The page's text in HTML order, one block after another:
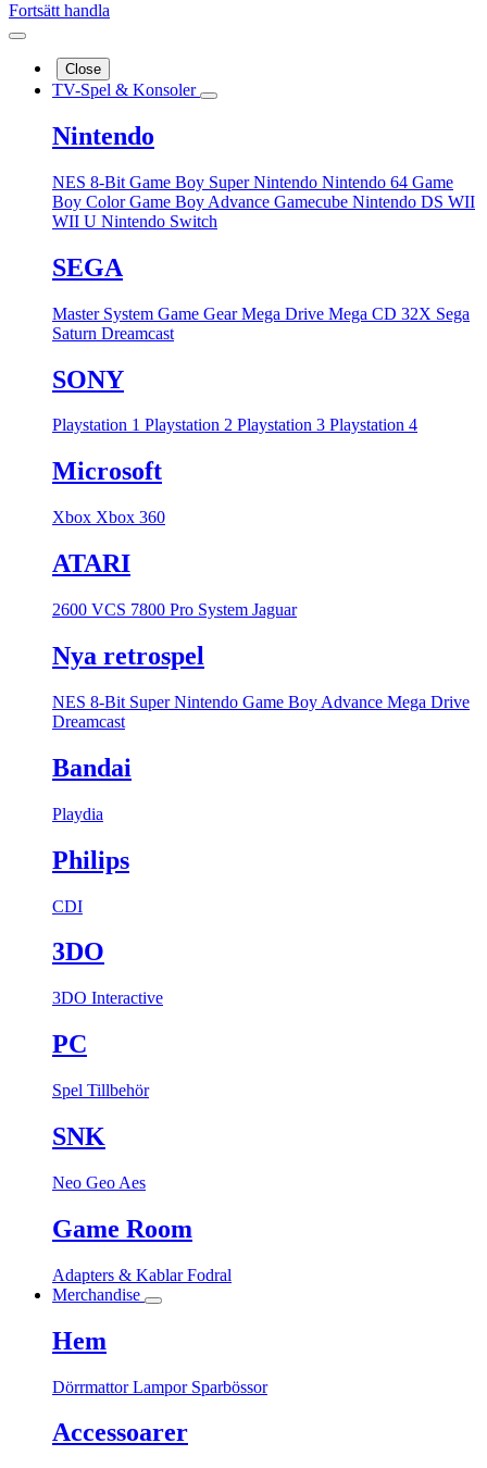
Fortsätt handla
Close
TV-Spel & Konsoler
Nintendo
NES 8-Bit Game Boy Super Nintendo Nintendo 64 Game
Boy ColorGame Boy Advance Gamecube Nintendo DS WII
WII U Nintendo Switch
SEGA
Master System Game GearMega Drive Mega CD 32X Sega
Saturn Dreamcast
SONY
Playstation 1 Playstation 2 Playstation 3 Playstation 4
Microsoft
Xbox Xbox 360
ATARI
2600 VCS 7800 Pro System Jaguar
Nya retrospel
NES 8-Bit Super Nintendo Game Boy Advance Mega Drive
Dreamcast
Bandai
Playdia
Philips
CDI
3DO
3DO Interactive
PC
Spel Tillbehör
SNK
Neo Geo Aes
Game Room
Adapters & KablarFodral
Merchandise
Hem
DörrmattorLampor Sparbössor
Accessoarer